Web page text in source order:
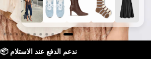
ندعم الدفع عند الاستلام 📦